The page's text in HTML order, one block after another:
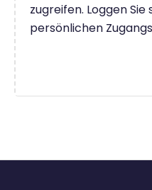
zugreifen. Loggen
persönlichen